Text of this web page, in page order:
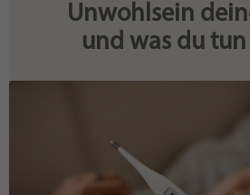
Unwohlsein
und was du